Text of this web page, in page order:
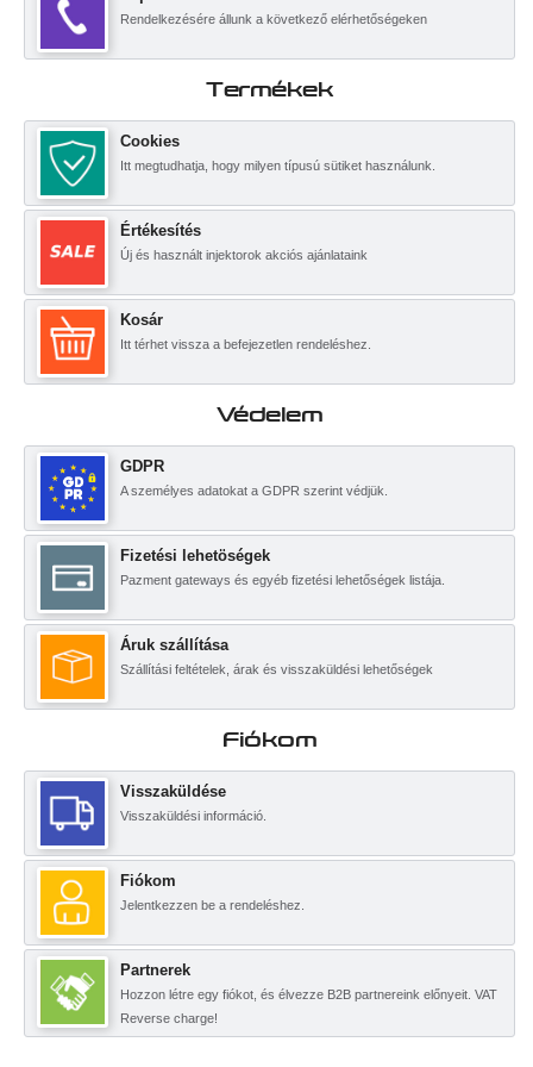
Rendelkezésére állunk a következő elérhetőségeken
Termékek
Cookies
Itt megtudhatja, hogy milyen típusú sütiket használunk.
Értékesítés
Új és használt injektorok akciós ajánlataink
Kosár
Itt térhet vissza a befejezetlen rendeléshez.
Védelem
GDPR
A személyes adatokat a GDPR szerint védjük.
Fizetési lehetöségek
Pazment gateways és egyéb fizetési lehetőségek listája.
Áruk szállítása
Szállítási feltételek, árak és visszaküldési lehetőségek
Fiókom
Visszaküldése
Visszaküldési információ.
Fiókom
Jelentkezzen be a rendeléshez.
Partnerek
Hozzon létre egy fiókot, és élvezze B2B partnereink előnyeit. VAT
Reverse charge!